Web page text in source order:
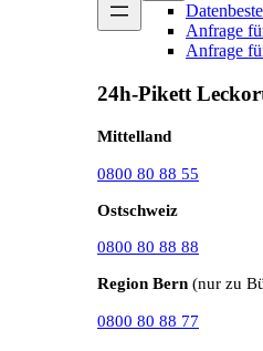
Anfrage
Anfrage
24h-Pikett
Mittelland
0800 80 88 55
Ostschweiz
0800 80 88 88
Region Bern (nur zu
0800 80 88 77